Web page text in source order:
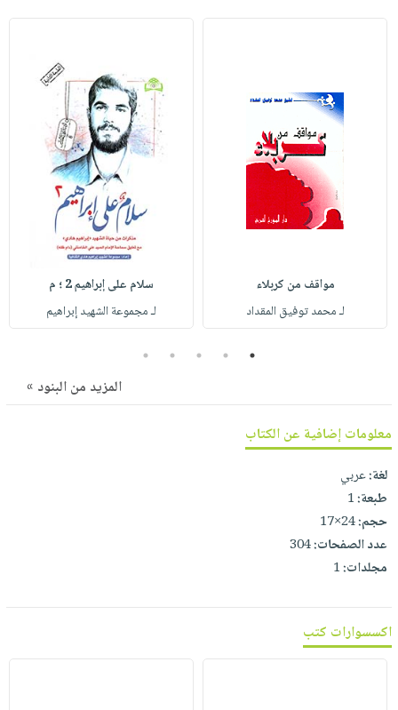
مطرزات
حقائب
حلي
صابون
مناسبات
حدود
عن
الشركة
سياسة
الشركة
فيديوهات
طرحها
خدمات
انشر
كتابك
معنا
حسابك
الأمنيات
الإصدارات
مواقف من كربلاء
لـ محمد توفيق المقداد
سلام على إبراهيم 2 ؛ م
لـ مجموعة الشهيد إبراهيم
1
2
3
4
5
المزيد من البنود »
معلومات إضافية عن الكتاب
لغة:عربي
طبعة:1
حجم:24×17
عدد الصفحات:304
مجلدات:1
اكسسوارات كتب